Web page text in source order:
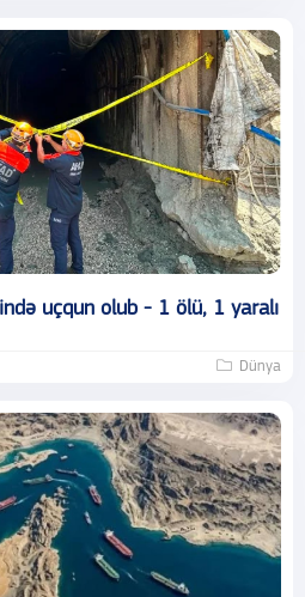
uçqun olub - 1 ölü, 1 yaralı
Dünya